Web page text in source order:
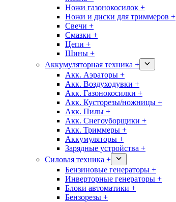
Ножи газонокосилок +
Ножи и диски для триммеров +
Свечи +
Смазки +
Цепи +
Шины +
Аккумуляторная техника +
Акк. Аэраторы +
Акк. Воздуходувки +
Акк. Газонокосилки +
Акк. Кусторезы/ножницы +
Акк. Пилы +
Акк. Снегоуборщики +
Акк. Триммеры +
Аккумуляторы +
Зарядные устройства +
Силовая техника +
Бензиновые генераторы +
Инверторные генераторы +
Блоки автоматики +
Бензорезы +